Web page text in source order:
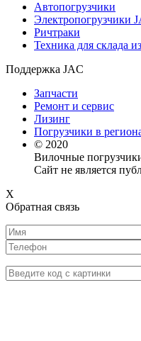
Автопогрузчики
Электропогрузчики
Ричтраки
Техника для склада
Поддержка JAC
Запчасти
Ремонт и сервис
Лизинг
Погрузчики в
© 2020
Вилочные
Сайт не является
X
Обратная связь